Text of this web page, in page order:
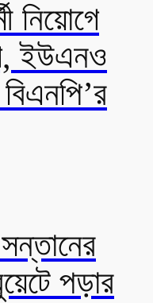
নিয়োগে
ইউএনও
পড়ার